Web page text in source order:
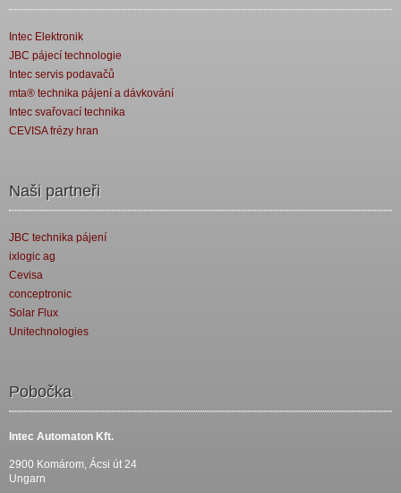
Intec Elektronik
JBC pájecí technologie
Intec servis podavačů
mta® technika pájení a dávkování
Intec svařovací technika
CEVISA frézy hran
Naši partneři
JBC technika pájení
ixlogic ag
Cevisa
conceptronic
Solar Flux
Unitechnologies
Pobočka
Intec Automaton Kft.
2900 Komárom, Ácsi út 24
Ungarn